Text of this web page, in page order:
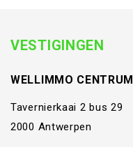
VESTIGINGEN
WELLIMMO CENTRUM
Tavernierkaai 2 bus 29
2000 Antwerpen